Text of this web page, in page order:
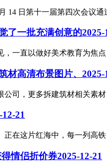
14 日第十一届第四次会议
了一批充满创意的2025-
，一直以做好美术教育为焦
材高清布景图片、 2025-
司，更多拆建筑材相关素
12-21
正在这片红海中，每一列高
情侣折价券2025-12-21